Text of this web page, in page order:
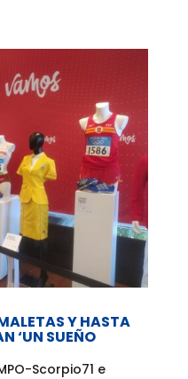
Y HASTA
‘UN SUEÑO
Scorpio71 e